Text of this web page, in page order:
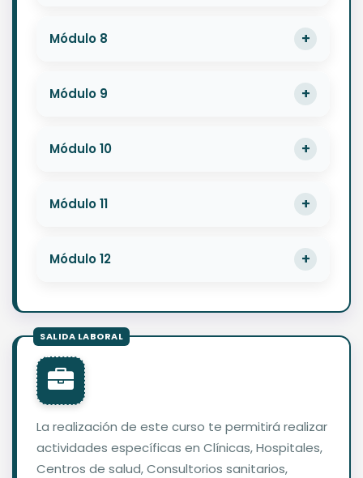
Módulo 8
Módulo 9
Módulo 10
Módulo 11
Módulo 12
La realización de este curso te permitirá realizar
actividades específicas en Clínicas, Hospitales,
Centros de salud, Consultorios sanitarios,